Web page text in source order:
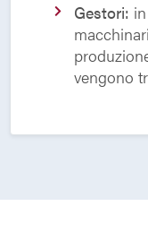
Gestori:
vengono